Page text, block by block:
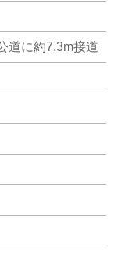
道に約7.3m接道